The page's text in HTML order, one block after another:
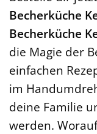
Becherküche
Becherküche
die Magie der
einfachen
im
deine Familie
werden.